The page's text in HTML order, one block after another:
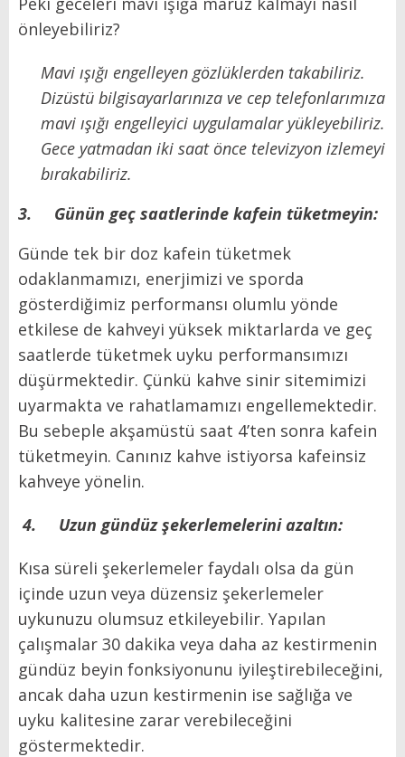
önleyebiliriz?
Mavi ışığı engelleyen gözlüklerden takabiliriz.
Dizüstü bilgisayarlarınıza ve cep telefonlarımıza
mavi ışığı engelleyici uygulamalar yükleyebiliriz.
Gece yatmadan iki saat önce televizyon izlemeyi
bırakabiliriz.
3. Günün geç saatlerinde kafein tüketmeyin:
Günde tek bir doz kafein tüketmek
odaklanmamızı, enerjimizi ve sporda
gösterdiğimiz performansı olumlu yönde
etkilese de kahveyi yüksek miktarlarda ve geç
saatlerde tüketmek uyku performansımızı
düşürmektedir. Çünkü kahve sinir sitemimizi
uyarmakta ve rahatlamamızı engellemektedir.
Bu sebeple akşamüstü saat 4’ten sonra kafein
tüketmeyin. Canınız kahve istiyorsa kafeinsiz
kahveye yönelin.
4. Uzun gündüz şekerlemelerini azaltın:
Kısa süreli şekerlemeler faydalı olsa da gün
içinde uzun veya düzensiz şekerlemeler
uykunuzu olumsuz etkileyebilir. Yapılan
çalışmalar 30 dakika veya daha az kestirmenin
gündüz beyin fonksiyonunu iyileştirebileceğini,
ancak daha uzun kestirmenin ise sağlığa ve
uyku kalitesine zarar verebileceğini
göstermektedir.